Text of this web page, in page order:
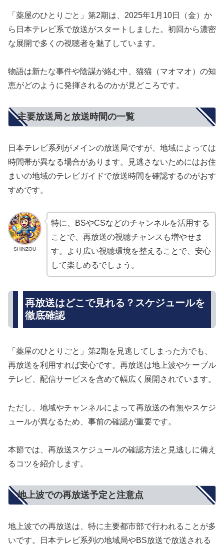
「薬屋のひとりごと」第2期は、2025年1月10日（金）か
ら日本テレビ系で放送がスタートしました。初回から濃密
な展開で多くの視聴者を魅了しています。
物語は新たな事件や陰謀が絡む中、猫猫（マオマオ）の知
恵がどのように発揮されるのかが見どころです。
主要放送局と放送時間の一覧
日本テレビ系列がメインの放送局ですが、地域によっては
時間帯が異なる場合があります。見逃さないためにはお住
まいの地域のテレビガイドで放送時間を確認するのがおす
すめです。
SHINZOU
特に、BSやCSなどのチャンネルを活用する
ことで、再放送の視聴チャンスも増やせま
す。より広い視聴環境を整えることで、安心
して楽しめるでしょう。
再放送はどこで見れる？スケジュールを
徹底確認
「薬屋のひとりごと」第2期を見逃してしまった方でも、
再放送を利用すれば安心です。再放送は地上波やケーブル
テレビ、配信サービスを含めて幅広く展開されています。
ただし、地域やチャンネルによって再放送の有無やスケジ
ュールが異なるため、事前の確認が重要です。
本節では、再放送スケジュールの確認方法と見逃しに備え
るコツを紹介します。
地上波での再放送予定と注意点
地上波での再放送は、特に主要都市部で行われることが多
いです。日本テレビ系列の地域局やBS放送で放送される